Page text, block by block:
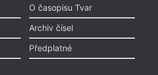
O časopisu Tvar
Archiv čísel
Předplatné